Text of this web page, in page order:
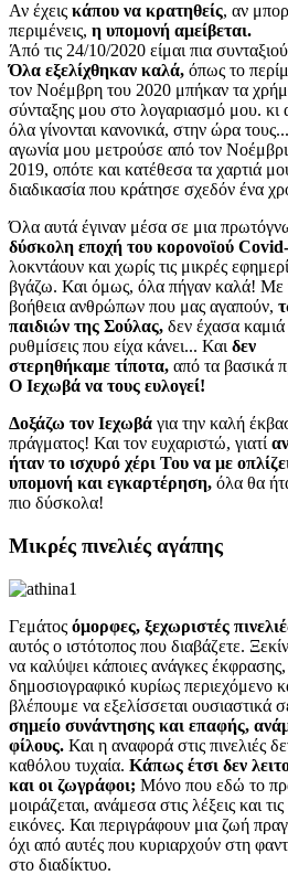
Αν έχεις κάπου να κρατηθείς, αν
περιμένεις, η υπομονή αμείβεται.
Άπό τις 24/10/2020 είμαι πια
Όλα εξελίχθηκαν καλά, όπως το
τον Νοέμβρη του 2020 μπήκαν τα
σύνταξης μου στο λογαριασμό μου. κι
όλα γίνονται κανονικά, στην ώρα
αγωνία μου μετρούσε από τον
2019, οπότε και κατέθεσα τα χαρτιά
διαδικασία που κράτησε σχεδόν ένα
Όλα αυτά έγιναν μέσα σε μια
δύσκολη εποχή του κορονοϊού
λοκντάουν και χωρίς τις μικρές
βγάζω. Και όμως, όλα πήγαν καλά! Με
βοήθεια ανθρώπων που μας αγαπούν,
παιδιών της Σούλας, δεν έχασα καμιά
ρυθμίσεις που είχα κάνει... Και δεν
στερηθήκαμε τίποτα, από τα βασικά
Ο Ιεχωβά να τους ευλογεί!
Δοξάζω τον Ιεχωβά για την καλή
πράγματος! Και τον ευχαριστώ, γιατί
ήταν το ισχυρό χέρι Του να με
υπομονή και εγκαρτέρηση, όλα θα
πιο δύσκολα!
Μικρές πινελιές αγάπης
Γεμάτος όμορφες, ξεχωριστές
αυτός ο ιστότοπος που διαβάζετε.
να καλύψει κάποιες ανάγκες
δημοσιογραφικό κυρίως περιεχόμενο
βλέπουμε να εξελίσσεται ουσιαστικά
σημείο συνάντησης και επαφής,
φίλους. Και η αναφορά στις πινελιές
καθόλου τυχαία. Κάπως έτσι δεν
και οι ζωγράφοι; Μόνο που εδώ το
μοιράζεται, ανάμεσα στις λέξεις και τις
εικόνες. Και περιγράφουν μια ζωή
όχι από αυτές που κυριαρχούν στη
στο διαδίκτυο.